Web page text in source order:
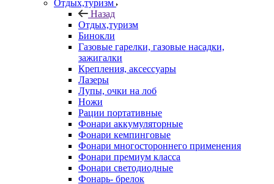
Отдых,туризм
Назад
Отдых,туризм
Бинокли
Газовые гарелки, газовые насадки,
зажигалки
Крепления, аксессуары
Лазеры
Лупы, очки на лоб
Ножи
Рации портативные
Фонари аккумуляторные
Фонари кемпинговые
Фонари многостороннего применения
Фонари премиум класса
Фонари светодиодные
Фонарь- брелок